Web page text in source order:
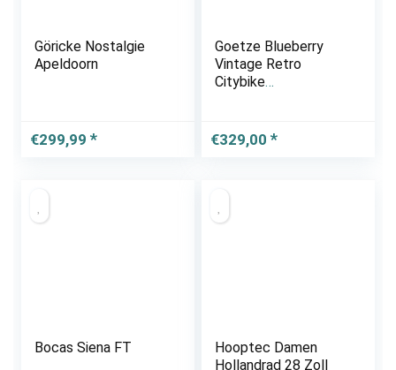
Göricke Nostalgie
Apeldoorn
€299,99
Goetze Blueberry
Vintage Retro
Citybike
Shimano Nexus,
Tiefeinsteiger,
€329,00
Bocas Siena FT
Hooptec Damen
Hollandrad 28 Zoll